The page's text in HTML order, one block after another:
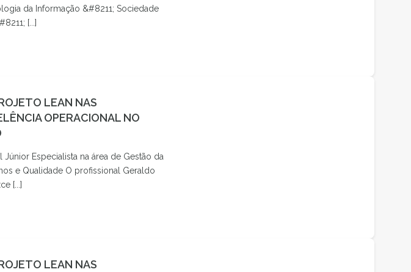
da Informação &#8211; Sociedade
[...]
LEAN NAS
OPERACIONAL NO
Especialista na área de Gestão da
e Qualidade O profissional Geraldo
[...]
LEAN NAS